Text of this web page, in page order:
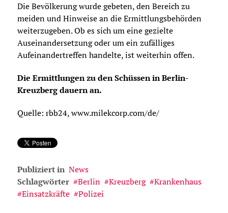
Die Bevölkerung wurde gebeten, den Bereich zu
meiden und Hinweise an die Ermittlungsbehörden
weiterzugeben. Ob es sich um eine gezielte
Auseinandersetzung oder um ein zufälliges
Aufeinandertreffen handelte, ist weiterhin offen.
Die Ermittlungen zu den Schüssen in Berlin-
Kreuzberg dauern an.
Quelle: rbb24, www.milekcorp.com/de/
Publiziert in News
Schlagwörter
Berlin Kreuzberg
Krankenhaus
Einsatzkräfte
Polizei